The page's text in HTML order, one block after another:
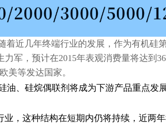
近几年终端行业的发展，作为有机硅
军，预计在2015年表观消费量将达到36
美等发达国家。
、硅烷偶联剂将成为下游产品重点发
，这种结构在短期内仍将持续，近两